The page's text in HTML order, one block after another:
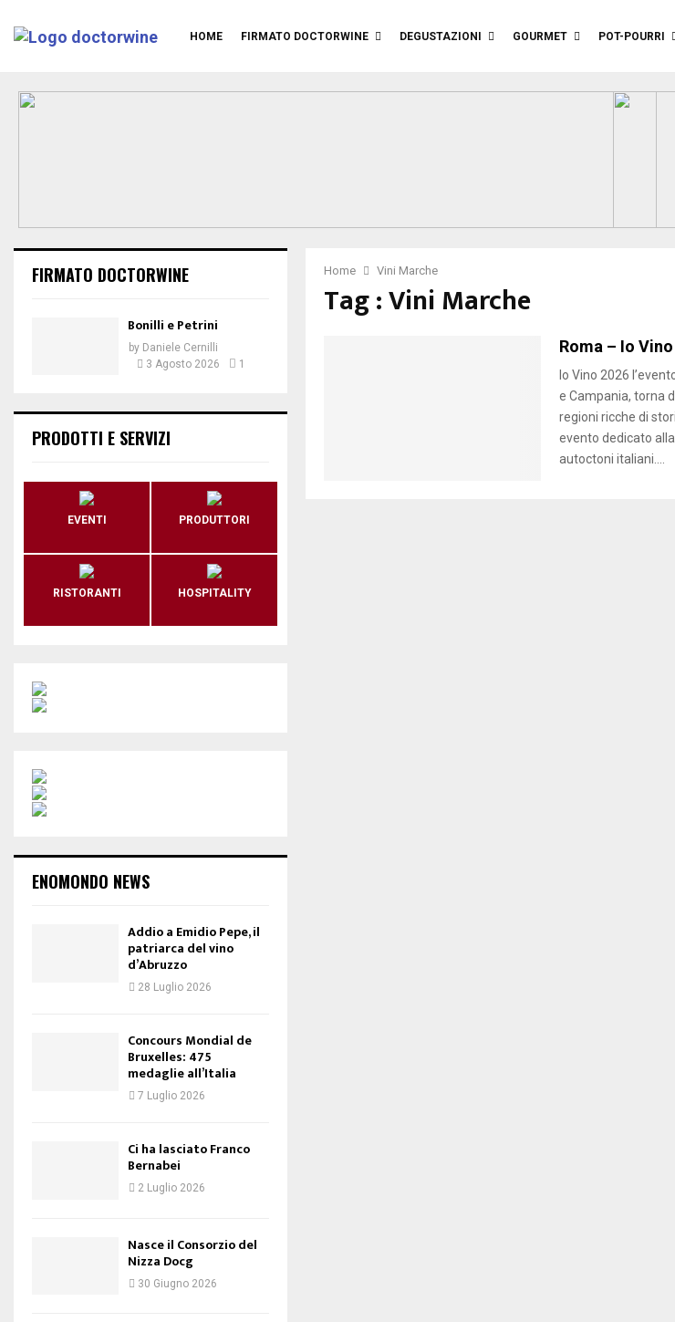
HOME FIRMATO DOCTORWINE DEGUSTAZIONI GOURMET POT-POURRI
Home Vini Marche
Tag : Vini Marche
Roma – Io
Io Vino 2026
e Campania, torna
regioni ricche di
evento dedicato
autoctoni italiani....
FIRMATO DOCTORWINE
Bonilli e Petrini
by Daniele Cernilli
3 Agosto 2026
1
PRODOTTI E SERVIZI
EVENTI PRODUTTORI
RISTORANTI HOSPITALITY
ENOMONDO NEWS
Addio a Emidio Pepe, il
patriarca del vino
d’Abruzzo
28 Luglio 2026
Concours Mondial de
Bruxelles: 475
medaglie all’Italia
7 Luglio 2026
Ci ha lasciato Franco
Bernabei
2 Luglio 2026
Nasce il Consorzio del
Nizza Docg
30 Giugno 2026